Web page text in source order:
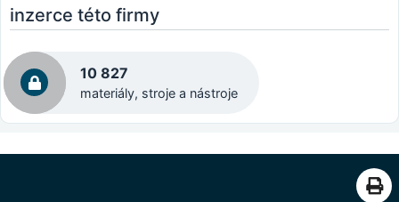
inzerce této firmy
10 827
materiály, stroje a nástroje